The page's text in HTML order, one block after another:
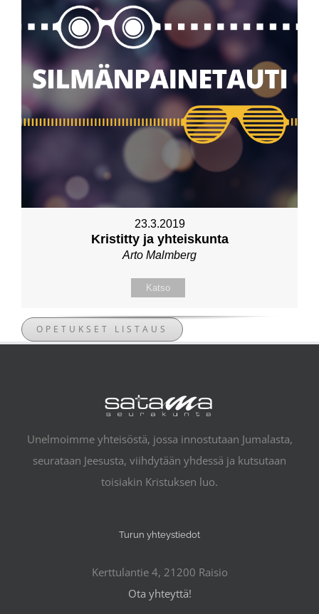
23.3.2019
Kristitty ja yhteiskunta
Arto Malmberg
Katso
OPETUKSET LISTAUS
Unelmoimme yhteisöstä, jossa innostutaan Jumalasta,
seurataan Jeesusta, viihdytään yhdessä ja kutsutaan
toisiakin Kristuksen luo.
Turun yhteystiedot
Kerttulantie 4, 21200 Raisio
Ota yhteyttä!